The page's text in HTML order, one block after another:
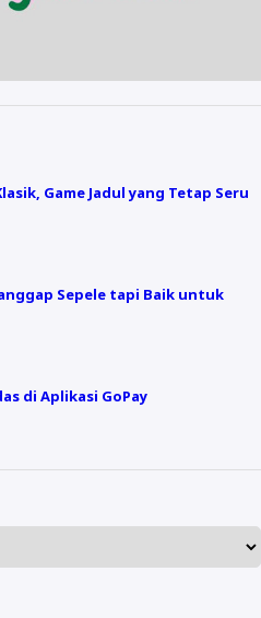
Game Jadul yang Tetap Seru
Sepele tapi Baik untuk
di Aplikasi GoPay